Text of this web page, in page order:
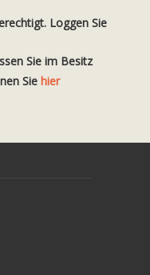
Loggen Sie
Sie im Besitz
Sie hier